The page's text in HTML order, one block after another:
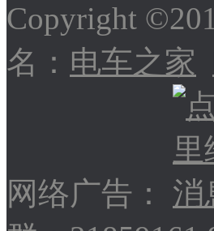
Copyright
名： 电车之家
网络广告：